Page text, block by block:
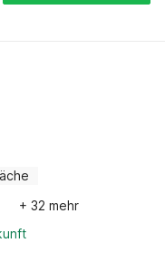
+ 32 mehr